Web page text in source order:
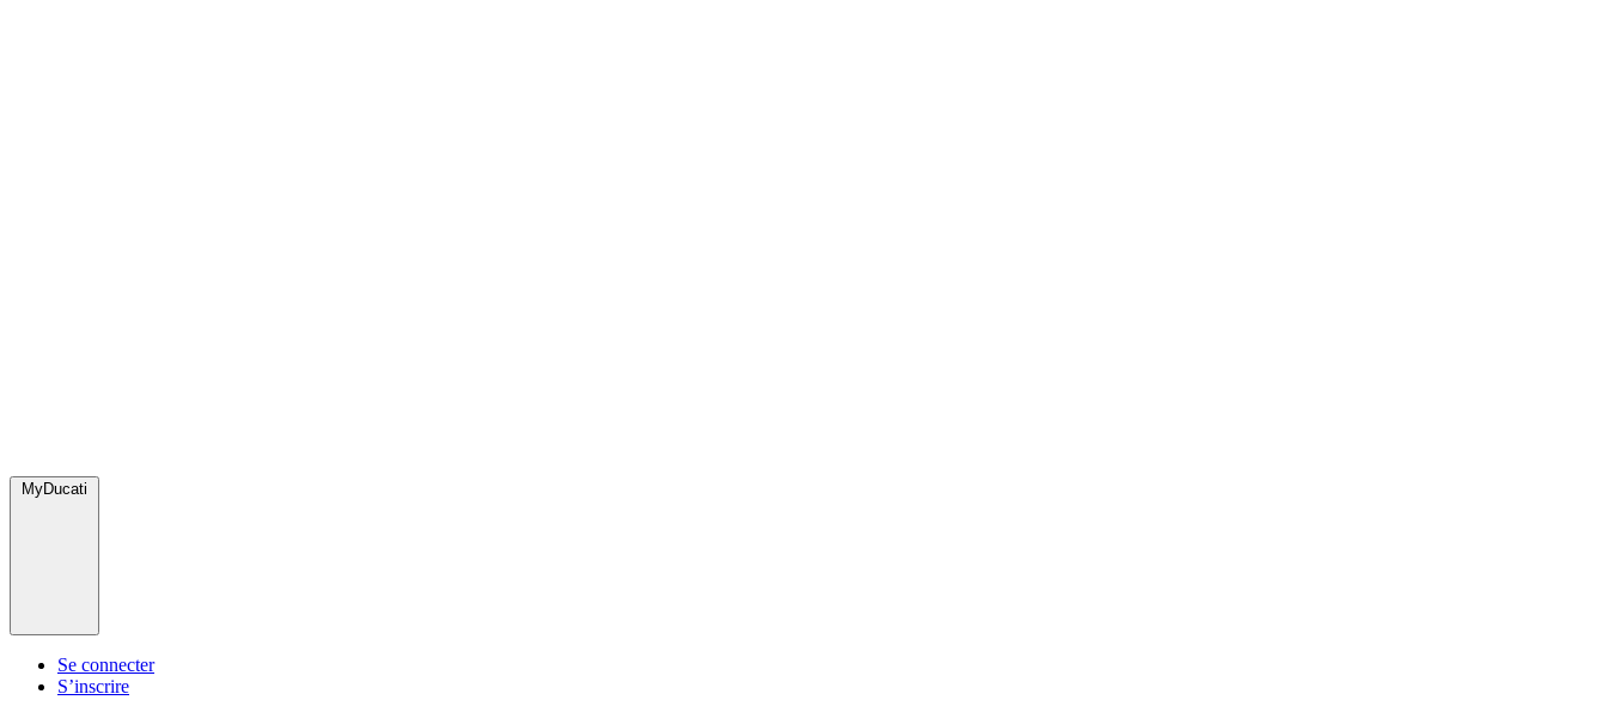
MyDucati
Se connecter
S’inscrire